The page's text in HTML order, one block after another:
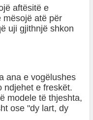
aftësitë e
mësojë atë për
uji gjithnjë shkon
ana e vogëlushes
ndjehet e freskët.
modele të thjeshta,
ose "dy lart, dy